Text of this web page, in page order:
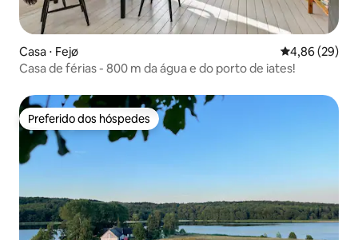
Casa ⋅ Fejø 4,86 de uma
4,86 (29)
Casa de férias - 800 m da água e do porto de iates!
Preferido dos hóspedes
Preferido dos hóspedes